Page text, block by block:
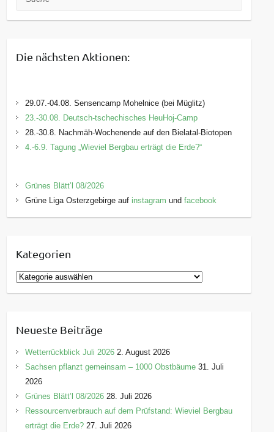
Die nächsten Aktionen:
29.07.-04.08. Sensencamp Mohelnice (bei Müglitz)
23.-30.08. Deutsch-tschechisches HeuHoj-Camp
28.-30.8. Nachmäh-Wochenende auf den Bielatal-Biotopen
4.-6.9. Tagung „Wieviel Bergbau erträgt die Erde?“
Grünes Blätt’l 08/2026
Grüne Liga Osterzgebirge auf instagram undfacebook
Kategorien
K
a
g
o
r
e
n
Neueste Beiträge
Wetterrückblick Juli 2026 2. August 2026
Sachsen pflanzt gemeinsam – 1000 Obstbäume 31. Juli
2026
Grünes Blätt’l 08/2026 28. Juli 2026
Ressourcenverbrauch auf dem Prüfstand: Wieviel Bergbau
erträgt die Erde? 27. Juli 2026